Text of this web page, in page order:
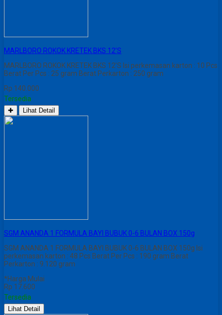
MARLBORO ROKOK KRETEK BKS 12’S
MARLBORO ROKOK KRETEK BKS 12’S Isi perkemasan karton : 10 Pcs
Berat Per Pcs : 25 gram Berat Perkarton : 250 gram
Rp 140.000
Tersedia
✚ Lihat Detail
SGM ANANDA 1 FORMULA BAYI BUBUK 0-6 BULAN BOX 150g
SGM ANANDA 1 FORMULA BAYI BUBUK 0-6 BULAN BOX 150g Isi
perkemasan karton : 48 Pcs Berat Per Pcs : 190 gram Berat
Perkarton : 9.120 gram
*Harga Mulai
Rp 17.600
Tersedia
Lihat Detail